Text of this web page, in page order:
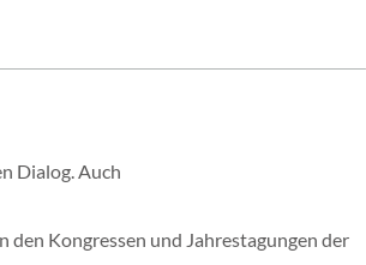
Dialog. Auch
Kongressen und Jahrestagungen der